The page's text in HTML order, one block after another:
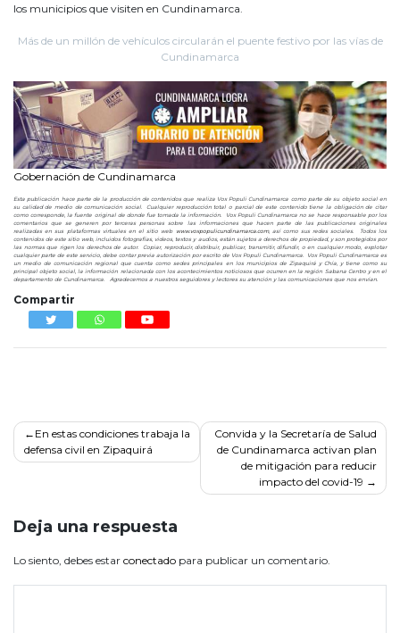
los municipios que visiten en Cundinamarca.
Más de un millón de vehículos circularán el puente festivo por las vías de
Cundinamarca
Gobernación de Cundinamarca
Esta publicación hace parte de la producción de contenidos que realiza Vox Populi Cundinamarca como parte de su objeto social en
su calidad de medio de comunicación social. Cualquier reproducción total o parcial de este contenido tiene la obligación de citar
como corresponde, la fuente original de donde fue tomada la información. Vox Populi Cundinamarca no se hace responsable por los
comentarios que se generen por terceras personas sobre las informaciones que hacen parte de las publicaciones originales
realizadas en sus plataformas virtuales en el sitio web www.voxpopulicundinamarca.com, así como sus redes sociales. Todos los
contenidos de este sitio web, incluidos fotografías, videos, textos y audios, están sujetos a derechos de propiedad, y son protegidos por
las normas que rigen los derechos de autor. Copiar, reproducir, distribuir, publicar, transmitir, difundir, o en cualquier modo, explotar
cualquier parte de este servicio, debe contar previa autorización por escrito de Vox Populi Cundinamarca. Vox Populi Cundinamarca es
un medio de comunicación regional que cuenta como sedes principales en los municipios de Zipaquirá y Chía, y tiene como su
principal objeto social, la información relacionada con los acontecimientos noticiosos que ocurren en la región Sabana Centro y en el
departamento de Cundinamarca. Agradecemos a nuestros seguidores y lectores su atención y las comunicaciones que nos envían.
Compartir
Navegación
de
En estas condiciones trabaja la
defensa civil en Zipaquirá
Convida y la Secretaría de Salud
de Cundinamarca activan plan
de mitigación para reducir
impacto del covid-19
Deja una respuesta
Lo siento, debes estar conectado para publicar un comentario.